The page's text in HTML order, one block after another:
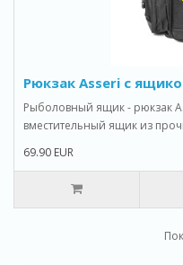
Рюкзак Asseri с
Рыболовный ящик - рюкзак
вместительный ящик из
69.90 EUR